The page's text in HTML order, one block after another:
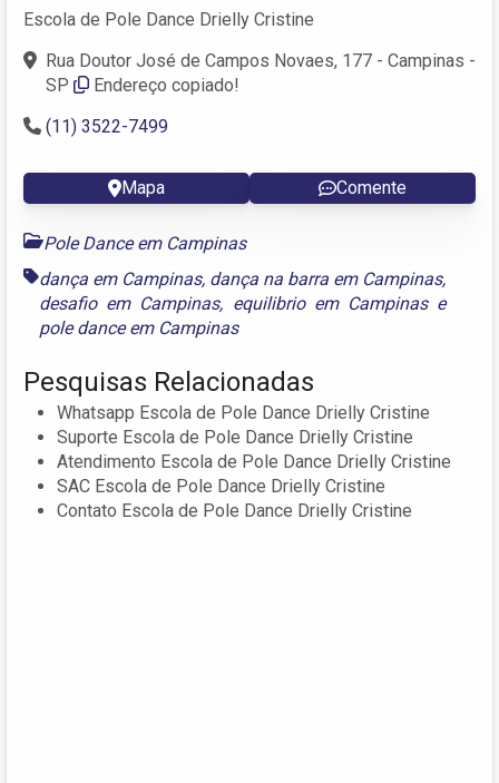
Escola de Pole Dance Drielly Cristine
Rua Doutor José de Campos Novaes, 177 - Campinas -
SP
Endereço copiado!
(11) 3522-7499
Mapa Comente
Pole Dance em Campinas
dança em Campinas, dança na barra em Campinas,
desafio em Campinas, equilibrio em Campinase
pole dance em Campinas
Pesquisas Relacionadas
Whatsapp Escola de Pole Dance Drielly Cristine
Suporte Escola de Pole Dance Drielly Cristine
Atendimento Escola de Pole Dance Drielly Cristine
SAC Escola de Pole Dance Drielly Cristine
Contato Escola de Pole Dance Drielly Cristine